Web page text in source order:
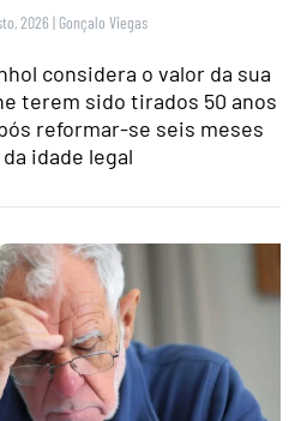
2026 | Gonçalo Viegas
considera o valor da sua
terem sido tirados 50 anos
reformar-se seis meses
idade legal